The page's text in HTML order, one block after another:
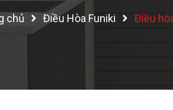
chủ Điều Hòa Funiki Điều